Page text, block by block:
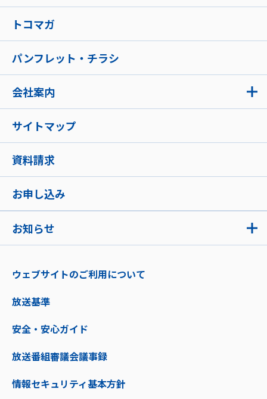
お知らせ
トコマガ
パンフレット・チラシ
会社案内
サイトマップ
資料請求
お申し込み
ウェブサイトのご利用について
放送基準
安全・安心ガイド
放送番組審議会議事録
情報セキュリティ基本方針